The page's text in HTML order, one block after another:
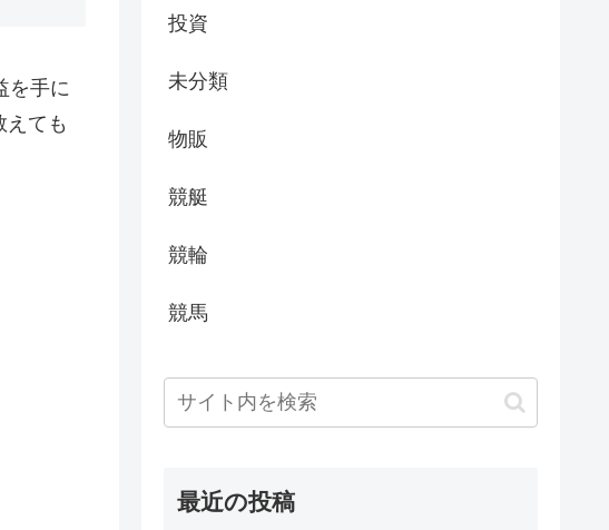
を手に
えても
投資
未分類
物販
競艇
競輪
競馬
最近の投稿